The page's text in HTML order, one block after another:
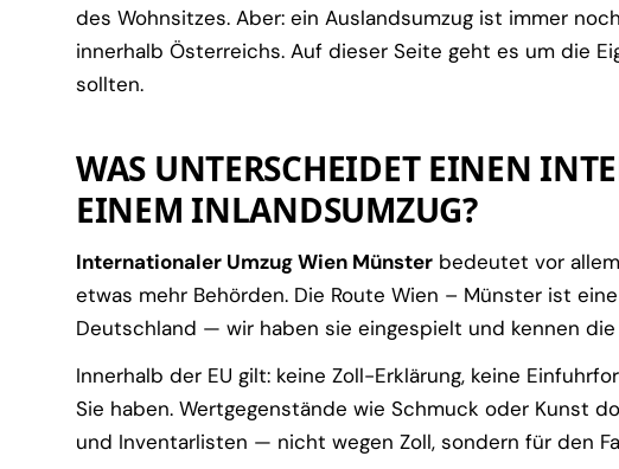
des Wohnsitzes. Aber: ein Auslandsumzug ist immer
innerhalb Österreichs. Auf dieser Seite geht es um die
sollten.
WAS UNTERSCHEIDET EINEN
EINEM INLANDSUMZUG?
Internationaler Umzug Wien Münster bedeutet vor
etwas mehr Behörden. Die Route Wien – Münster ist
Deutschland — wir haben sie eingespielt und kennen
Innerhalb der EU gilt: keine Zoll-Erklärung, keine
Sie haben. Wertgegenstände wie Schmuck oder Kunst
und Inventarlisten — nicht wegen Zoll, sondern für den